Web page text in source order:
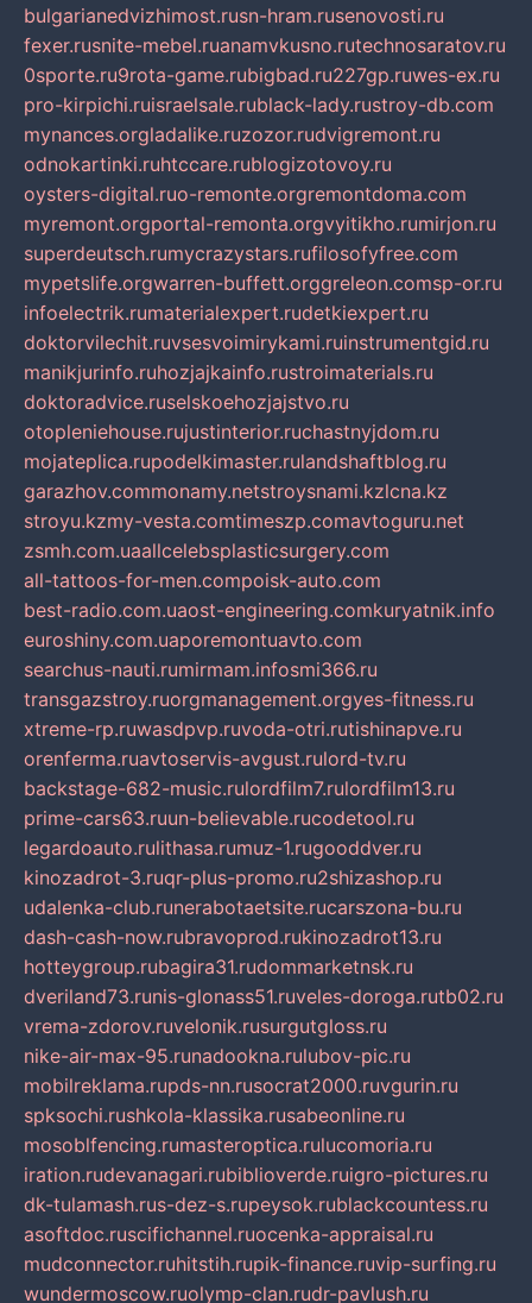
bulgarianedvizhimost.rusn-hram.rusenovosti.ru
fexer.rusnite-mebel.ruanamvkusno.rutechnosaratov.ru
0sporte.ru9rota-game.rubigbad.ru227gp.ruwes-ex.ru
pro-kirpichi.ruisraelsale.rublack-lady.rustroy-db.com
mynances.orgladalike.ruzozor.rudvigremont.ru
odnokartinki.ruhtccare.rublogizotovoy.ru
oysters-digital.ruo-remonte.orgremontdoma.com
myremont.orgportal-remonta.orgvyitikho.rumirjon.ru
superdeutsch.rumycrazystars.rufilosofyfree.com
mypetslife.orgwarren-buffett.orggreleon.comsp-or.ru
infoelectrik.rumaterialexpert.rudetkiexpert.ru
doktorvilechit.ruvsesvoimirykami.ruinstrumentgid.ru
manikjurinfo.ruhozjajkainfo.rustroimaterials.ru
doktoradvice.ruselskoehozjajstvo.ru
otopleniehouse.rujustinterior.ruchastnyjdom.ru
mojateplica.rupodelkimaster.rulandshaftblog.ru
garazhov.commonamy.netstroysnami.kzlcna.kz
stroyu.kzmy-vesta.comtimeszp.comavtoguru.net
zsmh.com.uaallcelebsplasticsurgery.com
all-tattoos-for-men.compoisk-auto.com
best-radio.com.uaost-engineering.comkuryatnik.info
euroshiny.com.uaporemontuavto.com
searchus-nauti.rumirmam.infosmi366.ru
transgazstroy.ruorgmanagement.orgyes-fitness.ru
xtreme-rp.ruwasdpvp.ruvoda-otri.rutishinapve.ru
orenferma.ruavtoservis-avgust.rulord-tv.ru
backstage-682-music.rulordfilm7.rulordfilm13.ru
prime-cars63.ruun-believable.rucodetool.ru
legardoauto.rulithasa.rumuz-1.rugooddver.ru
kinozadrot-3.ruqr-plus-promo.ru2shizashop.ru
udalenka-club.runerabotaetsite.rucarszona-bu.ru
dash-cash-now.rubravoprod.rukinozadrot13.ru
hotteygroup.rubagira31.rudommarketnsk.ru
dveriland73.runis-glonass51.ruveles-doroga.rutb02.ru
vrema-zdorov.ruvelonik.rusurgutgloss.ru
nike-air-max-95.runadookna.rulubov-pic.ru
mobilreklama.rupds-nn.rusocrat2000.ruvgurin.ru
spksochi.rushkola-klassika.rusabeonline.ru
mosoblfencing.rumasteroptica.rulucomoria.ru
iration.rudevanagari.rubiblioverde.ruigro-pictures.ru
dk-tulamash.rus-dez-s.rupeysok.rublackcountess.ru
asoftdoc.ruscifichannel.ruocenka-appraisal.ru
mudconnector.ruhitstih.rupik-finance.ruvip-surfing.ru
wundermoscow.ruolymp-clan.rudr-pavlush.ru